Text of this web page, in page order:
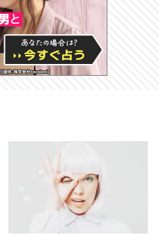
たい記事
ンキング【朝が弱い】ラン
座は夜行性で、朝は何も